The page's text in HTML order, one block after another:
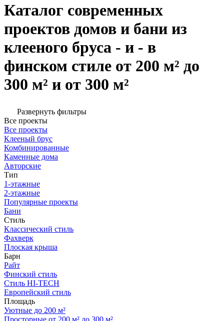
Каталог современных
проектов домов и бани из
клееного бруса - и - в
финском стиле от 200 м² до
300 м² и от 300 м²
Развернуть фильтры
Все проекты
Все проекты
Клееный брус
Комбинированные
Каменные дома
Авторские
Тип
1-этажные
2-этажные
Популярные проекты
Бани
Стиль
Классический стиль
Фахверк
Плоская крыша
Барн
Райт
Финский стиль
Стиль HI-TECH
Европейский стиль
Площадь
Уютные до 200 м²